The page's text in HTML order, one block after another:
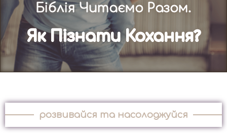
Біблія Читаємо Разом.
Як Пізнати Кохання?
розвивайся та насолоджуйся